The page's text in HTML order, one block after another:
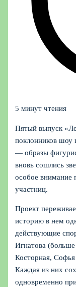
5 минут чтения
Пятый выпуск
поклонников шоу
— образы
вновь сошлись
особое внимание
участниц.
Проект
историю в нем
действующие
Игнатова (больше
Косторная,
Каждая из них
одновременно